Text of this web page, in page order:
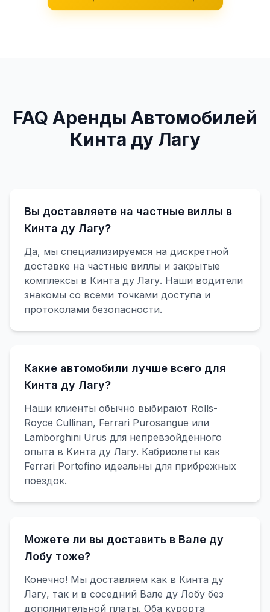
FAQ Аренды Автомобилей
Кинта ду Лагу
Вы доставляете на частные виллы в
Кинта ду Лагу?
Да, мы специализируемся на дискретной
доставке на частные виллы и закрытые
комплексы в Кинта ду Лагу. Наши водители
знакомы со всеми точками доступа и
протоколами безопасности.
Какие автомобили лучше всего для
Кинта ду Лагу?
Наши клиенты обычно выбирают Rolls-
Royce Cullinan, Ferrari Purosangue или
Lamborghini Urus для непревзойдённого
опыта в Кинта ду Лагу. Кабриолеты как
Ferrari Portofino идеальны для прибрежных
поездок.
Можете ли вы доставить в Вале ду
Лобу тоже?
Конечно! Мы доставляем как в Кинта ду
Лагу, так и в соседний Вале ду Лобу без
дополнительной платы. Оба курорта